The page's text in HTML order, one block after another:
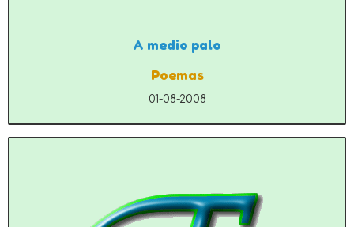
A medio palo
Poemas
01-08-2008